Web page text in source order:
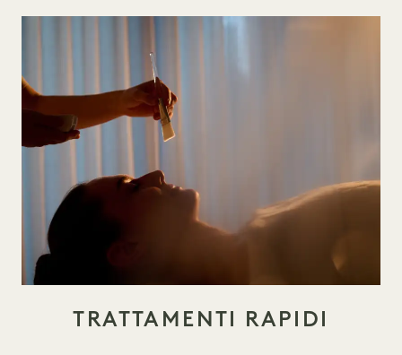
TRATTAMENTI RAPIDI